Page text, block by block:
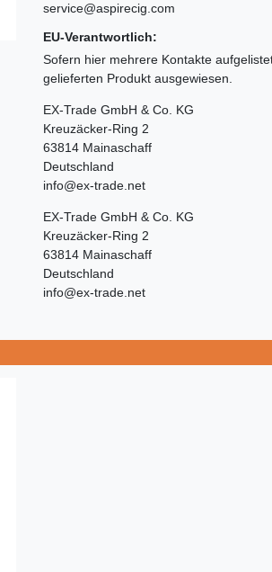
service@aspirecig.com
EU-Verantwortlich:
Sofern hier mehrere Kontakte
gelieferten Produkt ausgewiesen.
EX-Trade GmbH & Co. KG
Kreuzäcker-Ring 2
63814 Mainaschaff
Deutschland
info@ex-trade.net
EX-Trade GmbH & Co. KG
Kreuzäcker-Ring 2
63814 Mainaschaff
Deutschland
info@ex-trade.net